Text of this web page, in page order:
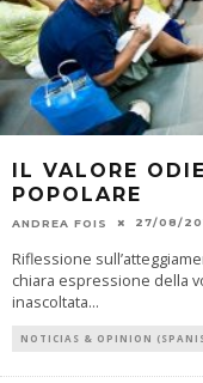
IL VALORE
POPOLARE
ANDREA FOIS 27/08/
Riflessione
chiara espressione della
inascoltata...
NOTICIAS & OPINION